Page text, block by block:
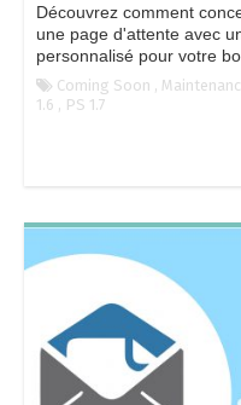
Découvrez comment
une page d'attente avec
personnalisé pour votre
Coming Soon ,
1.6 , PS 1.7